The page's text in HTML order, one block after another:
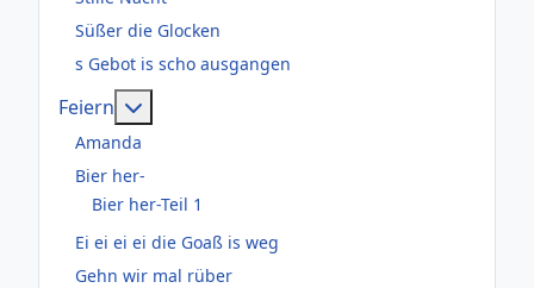
Süßer die Glocken
s Gebot is scho ausgangen
Feiern
Amanda
Bier her-
Bier her-Teil 1
Ei ei ei ei die Goaß is weg
Gehn wir mal rüber